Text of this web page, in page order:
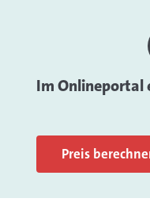
Im Onlineportal
Preis